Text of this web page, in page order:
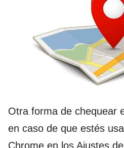
Otra forma de chequear
en caso de que estés
Chrome en los Ajustes